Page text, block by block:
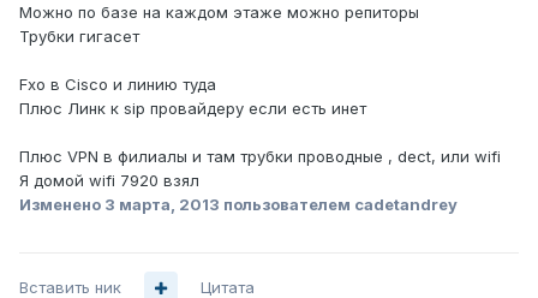
Можно по базе на каждом этаже можно репиторы
Трубки гигасет
Fxo в Cisco и линию туда
Плюс Линк к sip провайдеру если есть инет
Плюс VPN в филиалы и там трубки проводные , dect, или wifi
Я домой wifi 7920 взял
Изменено 3 марта, 2013 пользователем cadetandrey
Вставить ник Цитата